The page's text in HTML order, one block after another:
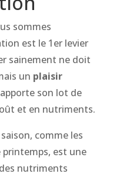
sommes
est le 1er levier
sainement ne doit
un plaisir
son lot de
et en nutriments.
comme les
printemps, est une
nutriments